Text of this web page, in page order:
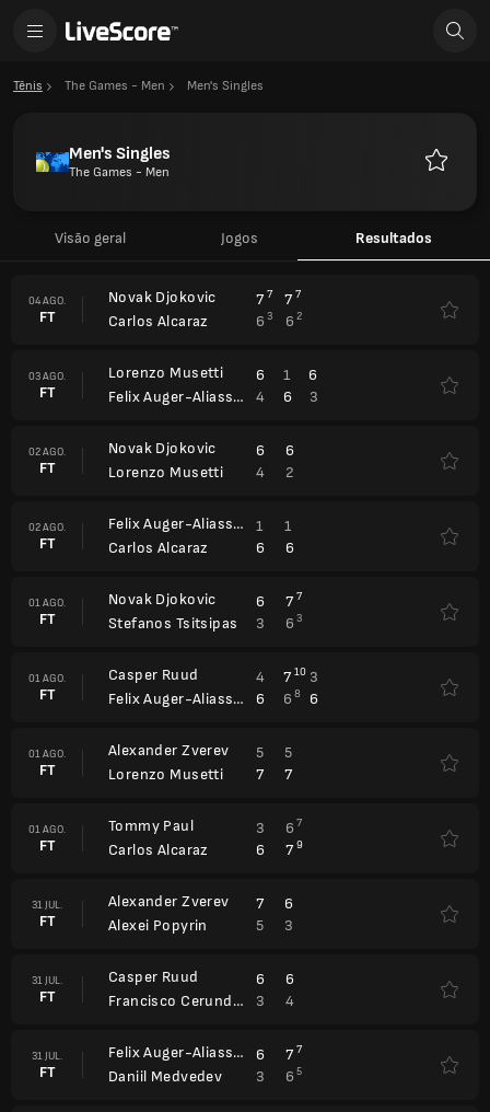
Tênis The Games - Men Men's Singles
Men's Singles
The Games - Men
Visão geral Jogos Resultados
04 AGO.
FT
Novak Djokovic
Carlos Alcaraz
7 7 7 7
6 3 6 2
03 AGO.
FT
Lorenzo Musetti
Felix Auger-Aliassime
6 1
6
4
6 3
02 AGO.
FT
Novak Djokovic
Lorenzo Musetti
6
6
4
2
02 AGO.
FT
Felix Auger-Aliassime
Carlos Alcaraz
1
1
6
6
01 AGO.
FT
Novak Djokovic
Stefanos Tsitsipas
6 7 7
3 6 3
01 AGO.
FT
Casper Ruud
Felix Auger-Aliassime
4 7 10 3
6
6 8 6
01 AGO.
FT
Alexander Zverev
Lorenzo Musetti
5
5
7
7
01 AGO.
FT
Tommy Paul
Carlos Alcaraz
3 6 7
6 7 9
31 JUL.
FT
Alexander Zverev
Alexei Popyrin
7
6
5
3
31 JUL.
FT
Casper Ruud
Francisco Cerundolo
6
6
3
4
31 JUL.
FT
Felix Auger-Aliassime
Daniil Medvedev
6 7 7
3 6 5